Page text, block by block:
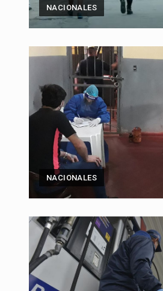
NACIONALES
NACIONALES